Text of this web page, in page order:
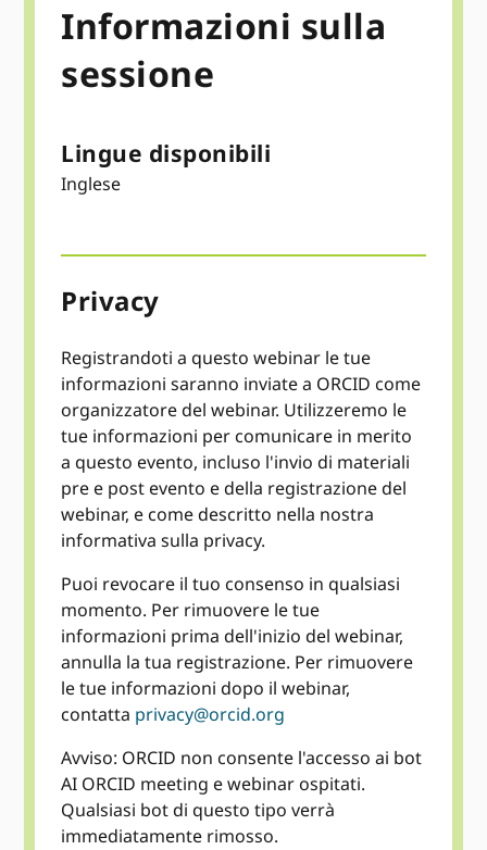
Informazioni sulla
sessione
Lingue disponibili
Inglese
Privacy
Registrandoti a questo webinar le tue
informazioni saranno inviate a ORCID come
organizzatore del webinar. Utilizzeremo le
tue informazioni per comunicare in merito
a questo evento, incluso l'invio di materiali
pre e post evento e della registrazione del
webinar, e come descritto nella nostra
informativa sulla privacy.
Puoi revocare il tuo consenso in qualsiasi
momento. Per rimuovere le tue
informazioni prima dell'inizio del webinar,
annulla la tua registrazione. Per rimuovere
le tue informazioni dopo il webinar,
contatta privacy@orcid.org
Avviso: ORCID non consente l'accesso ai bot
AI ORCID meeting e webinar ospitati.
Qualsiasi bot di questo tipo verrà
immediatamente rimosso.